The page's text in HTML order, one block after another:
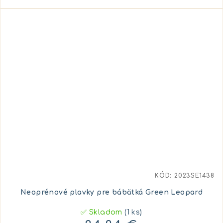
Neoprénové plavky pre bábätká Green Leopard
✅ Skladom(1 ks)
KÓD: 2023SE1438